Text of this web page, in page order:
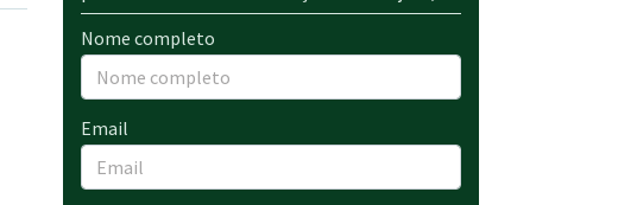
Nome completo
Email